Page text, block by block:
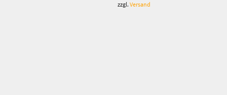
zzgl.Versand